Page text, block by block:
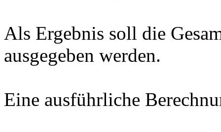
Als Ergebnis soll die
ausgegeben werden.
Eine ausführliche